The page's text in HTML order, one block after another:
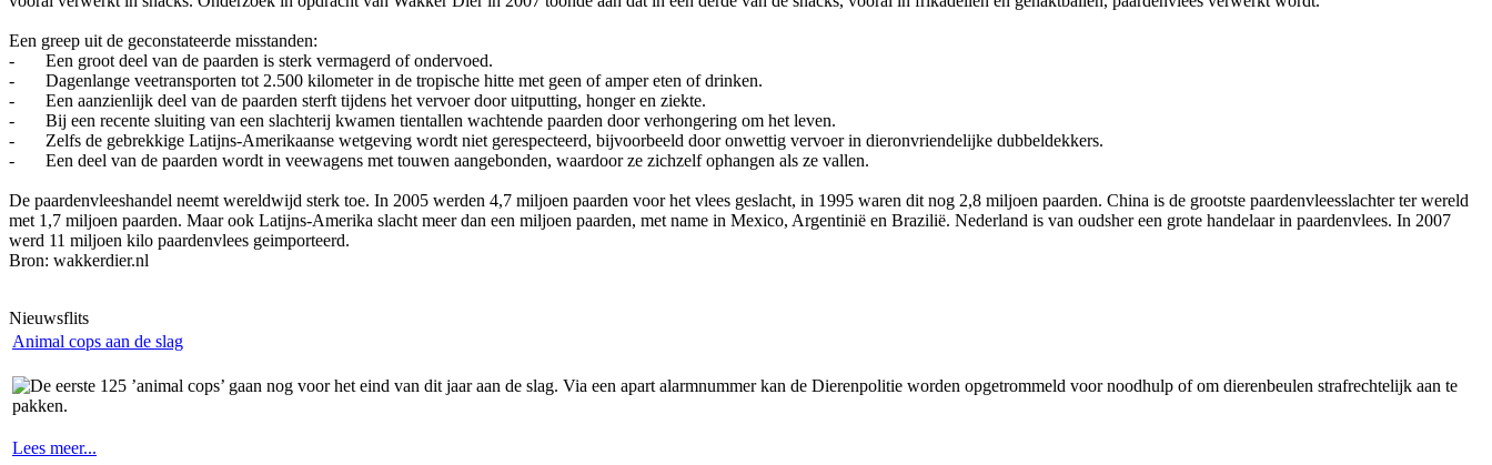
Een greep uit de geconstateerde misstanden:
- Een groot deel van de paarden is sterk vermagerd of ondervoed.
- Dagenlange veetransporten tot 2.500 kilometer in de tropische hitte met geen of amper eten of drinken.
- Een aanzienlijk deel van de paarden sterft tijdens het vervoer door uitputting, honger en ziekte.
- Bij een recente sluiting van een slachterij kwamen tientallen wachtende paarden door verhongering om het leven.
- Zelfs de gebrekkige Latijns-Amerikaanse wetgeving wordt niet gerespecteerd, bijvoorbeeld door onwettig vervoer in dieronvriendelijke dubbeldekkers.
- Een deel van de paarden wordt in veewagens met touwen aangebonden, waardoor ze zichzelf ophangen als ze vallen.
De paardenvleeshandel neemt wereldwijd sterk toe. In 2005 werden 4,7 miljoen paarden voor het vlees geslacht, in 1995 waren dit nog 2,8 miljoen paarden. China is de grootste paardenvleesslachter ter wereld
met 1,7 miljoen paarden. Maar ook Latijns-Amerika slacht meer dan een miljoen paarden, met name in Mexico, Argentinië en Brazilië. Nederland is van oudsher een grote handelaar in paardenvlees. In 2007
werd 11 miljoen kilo paardenvlees geimporteerd.
Bron: wakkerdier.nl
Nieuwsflits
Animal cops aan de slag
De eerste 125 ’animal cops’ gaan nog voor het eind van dit jaar aan de slag. Via een apart alarmnummer kan de Dierenpolitie worden opgetrommeld voor noodhulp of om dierenbeulen strafrechtelijk aan te
pakken.
Lees meer...